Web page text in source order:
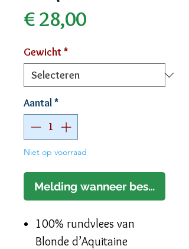
€ 28,00Prijs
Gewicht *
Aantal*
Niet op voorraad
Melding wanneer beschikbaar
100% rundvlees van
Blonde d’Aquitaine